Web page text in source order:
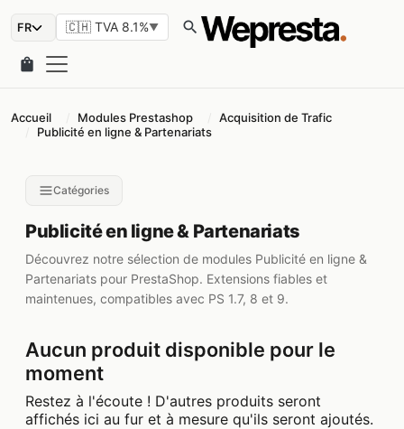
🇨🇭 TVA 8.1%▼ search
shopping_bag
Accueil Modules Prestashop
Acquisition de Trafic
Publicité en ligne & Partenariats
Catégories
Publicité en ligne & Partenariats
Découvrez notre sélection de modules Publicité en ligne &
Partenariats pour PrestaShop. Extensions fiables et
maintenues, compatibles avec PS 1.7, 8 et 9.
Aucun produit disponible pour le
moment
Restez à l'écoute ! D'autres produits seront
affichés ici au fur et à mesure qu'ils seront ajoutés.